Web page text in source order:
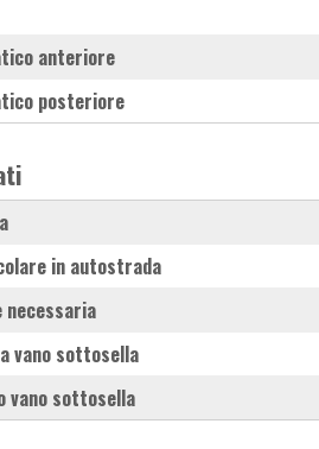
anteriore
posteriore
in autostrada
necessaria
vano sottosella
vano sottosella